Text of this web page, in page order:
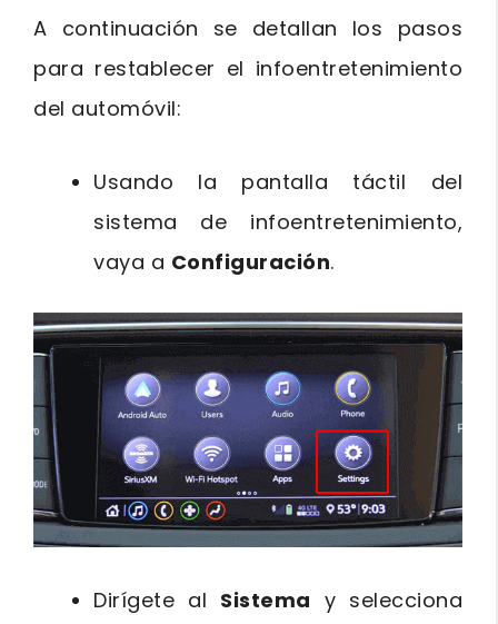
A continuación se detallan los pasos
para restablecer el infoentretenimiento
del automóvil:
Usando la pantalla táctil del
sistema de infoentretenimiento,
vaya a Configuración.
Dirígete al Sistema y selecciona